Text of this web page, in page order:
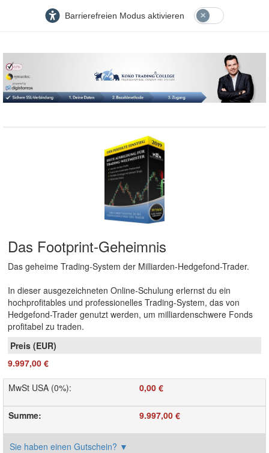
Barrierefreien Modus aktivieren
Das Footprint-Geheimnis
Das geheime Trading-System der Milliarden-Hedgefond-Trader.
In dieser ausgezeichneten Online-Schulung erlernst du ein
hochprofitables und professionelles Trading-System, das von
Hedgefond-Trader genutzt werden, um milliardenschwere Fonds
profitabel zu traden.
9.997,00 €
MwSt USA (0%): 0,00 €
Summe: 9.997,00 €
Sie haben einen Gutschein? ▼